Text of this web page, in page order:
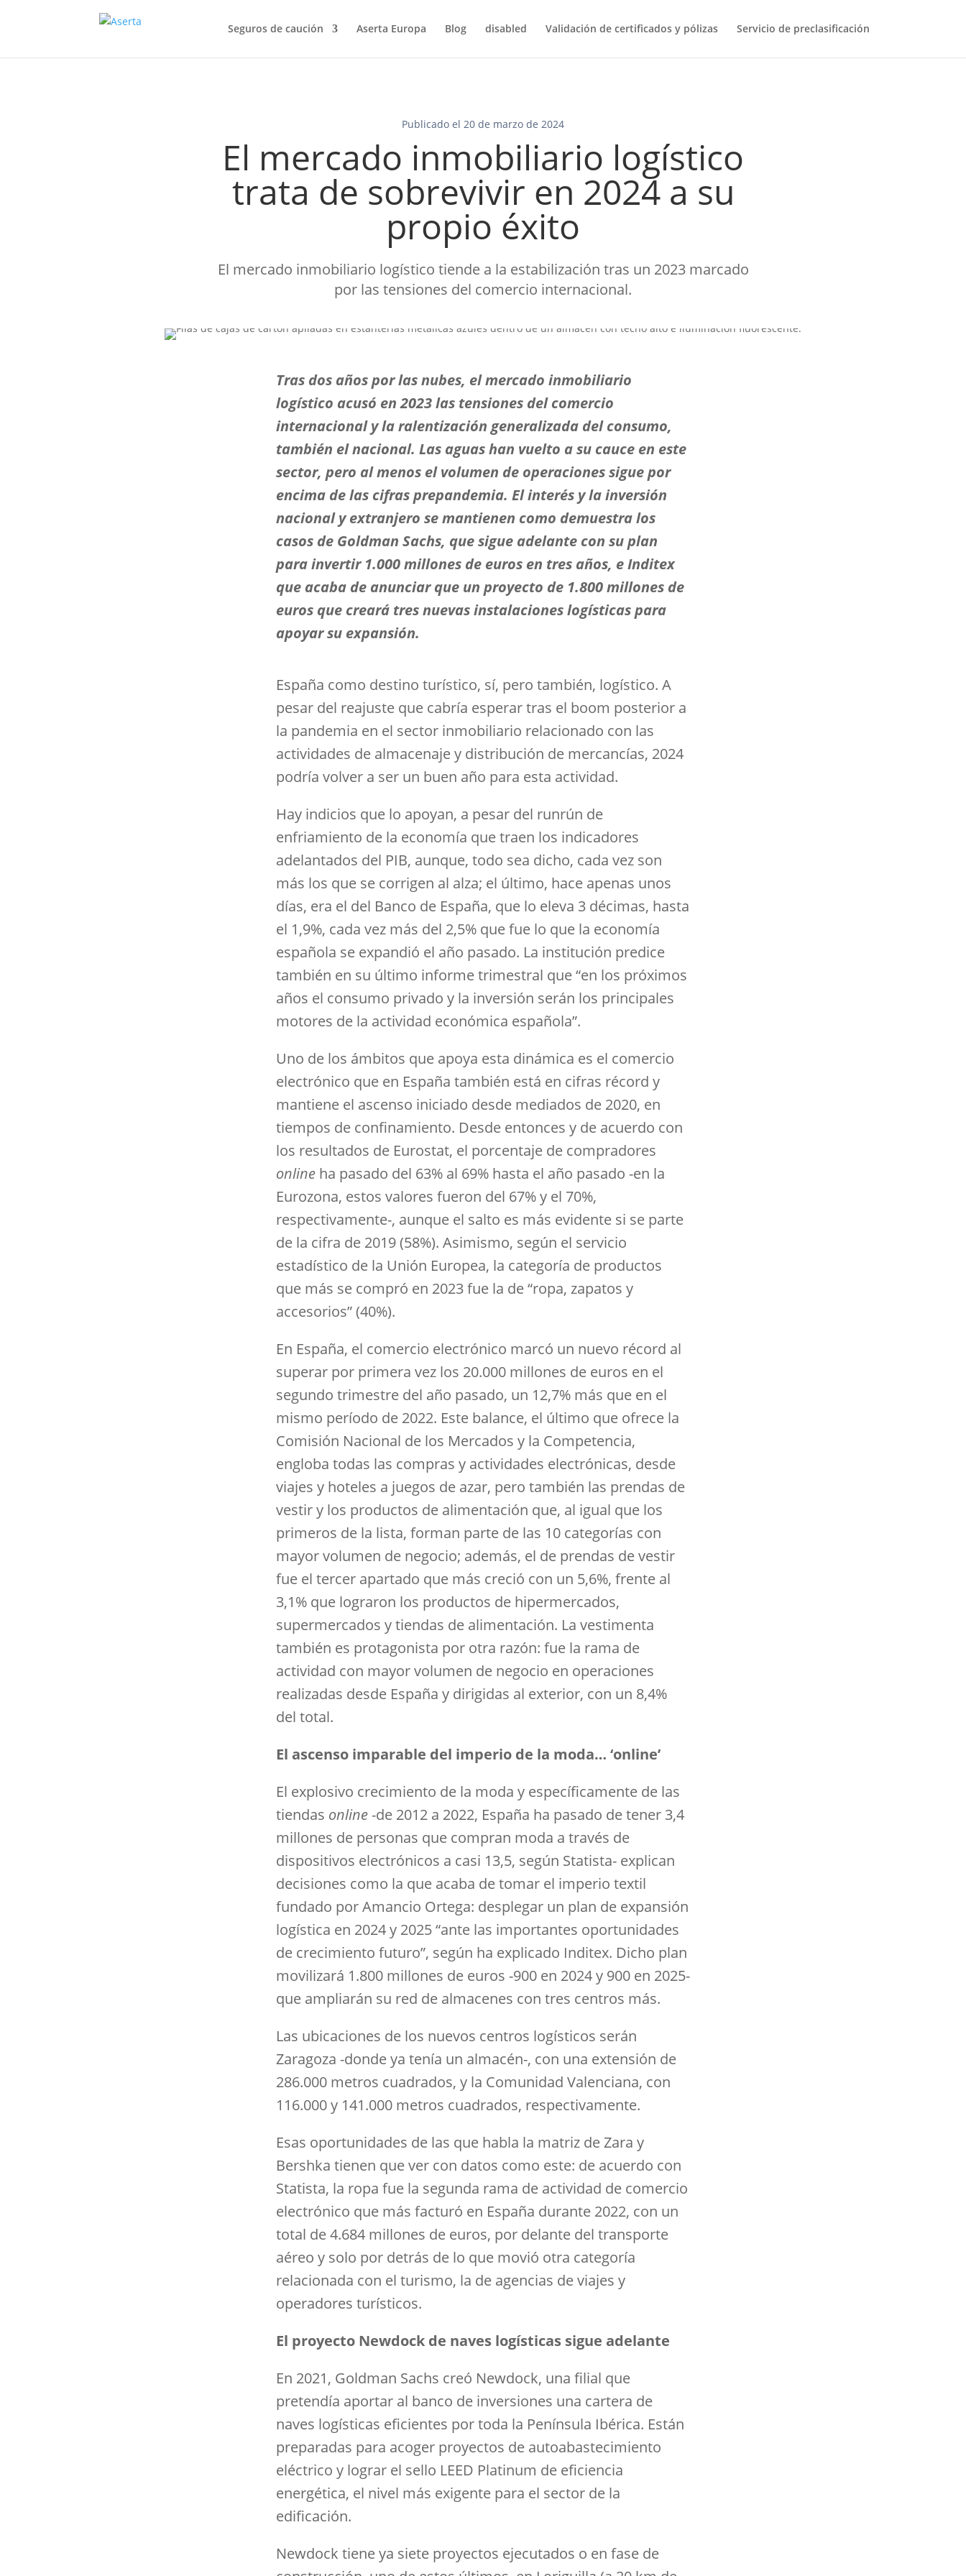
Seguros de caución Aserta Europa Blog disabled Validación de certificados y pólizas Servicio de preclasificación
Publicado el 20 de marzo de 2024
El mercado inmobiliario logístico
trata de sobrevivir en 2024 a su
propio éxito
El mercado inmobiliario logístico tiende a la estabilización tras un 2023 marcado
por las tensiones del comercio internacional.
Tras dos años por las nubes, el mercado inmobiliario
logístico acusó en 2023 las tensiones del comercio
internacional y la ralentización generalizada del consumo,
también el nacional. Las aguas han vuelto a su cauce en este
sector, pero al menos el volumen de operaciones sigue por
encima de las cifras prepandemia. El interés y la inversión
nacional y extranjero se mantienen como demuestra los
casos de Goldman Sachs, que sigue adelante con su plan
para invertir 1.000 millones de euros en tres años, e Inditex
que acaba de anunciar que un proyecto de 1.800 millones de
euros que creará tres nuevas instalaciones logísticas para
apoyar su expansión.
España como destino turístico, sí, pero también, logístico. A
pesar del reajuste que cabría esperar tras el boom posterior a
la pandemia en el sector inmobiliario relacionado con las
actividades de almacenaje y distribución de mercancías, 2024
podría volver a ser un buen año para esta actividad.
Hay indicios que lo apoyan, a pesar del runrún de
enfriamiento de la economía que traen los indicadores
adelantados del PIB, aunque, todo sea dicho, cada vez son
más los que se corrigen al alza; el último, hace apenas unos
días, era el del Banco de España, que lo eleva 3 décimas, hasta
el 1,9%, cada vez más del 2,5% que fue lo que la economía
española se expandió el año pasado. La institución predice
también en su último informe trimestral que “en los próximos
años el consumo privado y la inversión serán los principales
motores de la actividad económica española”.
Uno de los ámbitos que apoya esta dinámica es el comercio
electrónico que en España también está en cifras récord y
mantiene el ascenso iniciado desde mediados de 2020, en
tiempos de confinamiento. Desde entonces y de acuerdo con
los resultados de Eurostat, el porcentaje de compradores
online ha pasado del 63% al 69% hasta el año pasado -en la
Eurozona, estos valores fueron del 67% y el 70%,
respectivamente-, aunque el salto es más evidente si se parte
de la cifra de 2019 (58%). Asimismo, según el servicio
estadístico de la Unión Europea, la categoría de productos
que más se compró en 2023 fue la de “ropa, zapatos y
accesorios” (40%).
En España, el comercio electrónico marcó un nuevo récord al
superar por primera vez los 20.000 millones de euros en el
segundo trimestre del año pasado, un 12,7% más que en el
mismo período de 2022. Este balance, el último que ofrece la
Comisión Nacional de los Mercados y la Competencia,
engloba todas las compras y actividades electrónicas, desde
viajes y hoteles a juegos de azar, pero también las prendas de
vestir y los productos de alimentación que, al igual que los
primeros de la lista, forman parte de las 10 categorías con
mayor volumen de negocio; además, el de prendas de vestir
fue el tercer apartado que más creció con un 5,6%, frente al
3,1% que lograron los productos de hipermercados,
supermercados y tiendas de alimentación. La vestimenta
también es protagonista por otra razón: fue la rama de
actividad con mayor volumen de negocio en operaciones
realizadas desde España y dirigidas al exterior, con un 8,4%
del total.
El ascenso imparable del imperio de la moda… ‘online’
El explosivo crecimiento de la moda y específicamente de las
tiendas online-de 2012 a 2022, España ha pasado de tener 3,4
millones de personas que compran moda a través de
dispositivos electrónicos a casi 13,5, según Statista- explican
decisiones como la que acaba de tomar el imperio textil
fundado por Amancio Ortega: desplegar un plan de expansión
logística en 2024 y 2025 “ante las importantes oportunidades
de crecimiento futuro”, según ha explicado Inditex. Dicho plan
movilizará 1.800 millones de euros -900 en 2024 y 900 en 2025-
que ampliarán su red de almacenes con tres centros más.
Las ubicaciones de los nuevos centros logísticos serán
Zaragoza -donde ya tenía un almacén-, con una extensión de
286.000 metros cuadrados, y la Comunidad Valenciana, con
116.000 y 141.000 metros cuadrados, respectivamente.
Esas oportunidades de las que habla la matriz de Zara y
Bershka tienen que ver con datos como este: de acuerdo con
Statista, la ropa fue la segunda rama de actividad de comercio
electrónico que más facturó en España durante 2022, con un
total de 4.684 millones de euros, por delante del transporte
aéreo y solo por detrás de lo que movió otra categoría
relacionada con el turismo, la de agencias de viajes y
operadores turísticos.
El proyecto Newdock de naves logísticas sigue adelante
En 2021, Goldman Sachs creó Newdock, una filial que
pretendía aportar al banco de inversiones una cartera de
naves logísticas eficientes por toda la Península Ibérica. Están
preparadas para acoger proyectos de autoabastecimiento
eléctrico y lograr el sello LEED Platinum de eficiencia
energética, el nivel más exigente para el sector de la
edificación.
Newdock tiene ya siete proyectos ejecutados o en fase de